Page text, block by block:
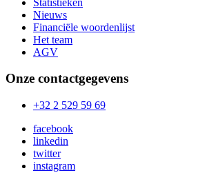
Nieuws
Financiële woordenlijst
Het team
AGV
Onze contactgegevens
+32 2 529 59 69
facebook
linkedin
twitter
instagram